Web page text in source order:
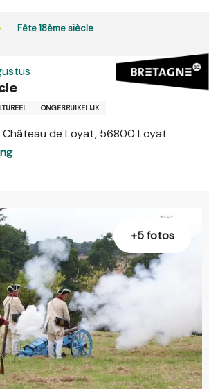
Fête 18ème siècle
ONGEBRUIKELIJK
de Loyat, 56800 Loyat
+5 fotos